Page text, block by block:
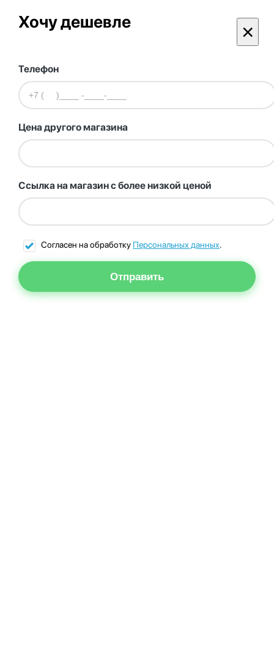
Хочу дешевле ×
Телефон
Цена другого магазина
Ссылка на магазин с более низкой ценой
Согласен на обработку Персональных данных.
Отправить